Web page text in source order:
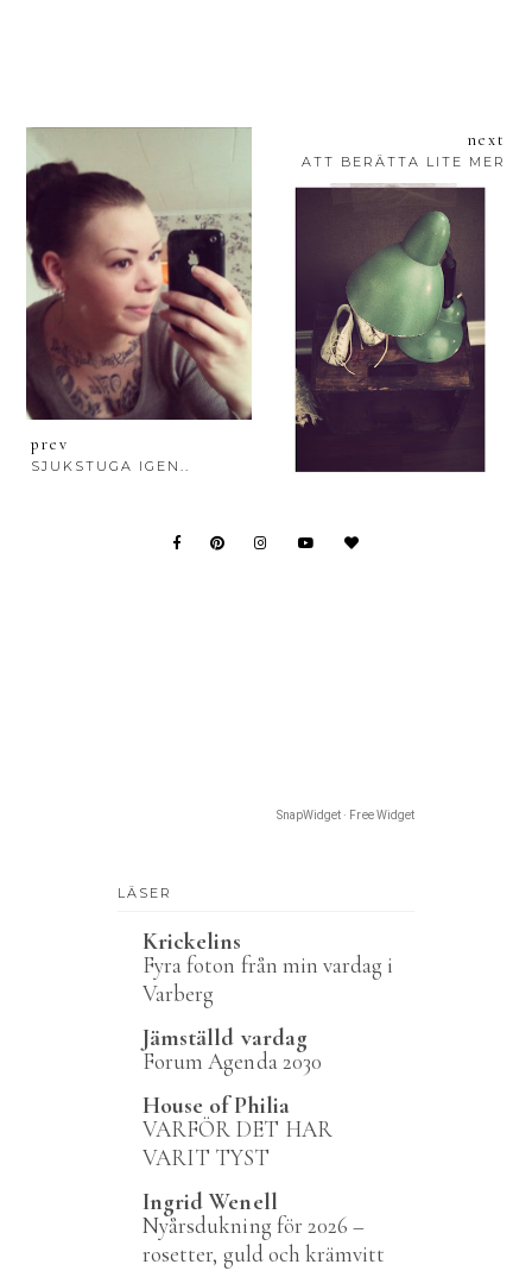
prev
SJUKSTUGA IGEN..
next
ATT BERÄTTA LITE MER
SnapWidget · Free Widget
LÄSER
Krickelins
Fyra foton från min vardag i
Varberg
Jämställd vardag
Forum Agenda 2030
House of Philia
VARFÖR DET HAR
VARIT TYST
Ingrid Wenell
Nyårsdukning för 2026 –
rosetter, guld och krämvitt